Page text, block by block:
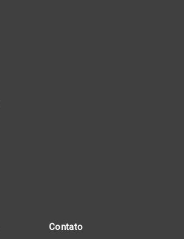
Contato